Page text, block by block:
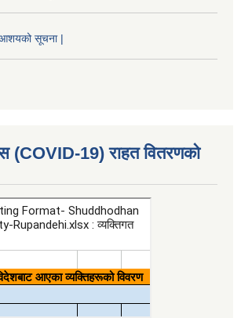
आशयको सूचना |
(COVID-19) राहत वितरणको